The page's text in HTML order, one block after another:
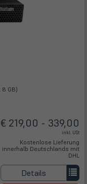
8 GB)
€ 219,00 - 339,00
inkl. USt
Kostenlose Lieferung
innerhalb Deutschlands mit
DHL
Details